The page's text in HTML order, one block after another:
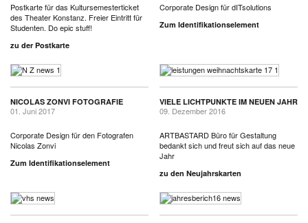
Postkarte für das Kultursemesterticket
des Theater Konstanz. Freier Eintritt für
Studenten. Do epic stuff!
zu der Postkarte
Corporate Design für dITsolutions
Zum Identifikationselement
NICOLAS ZONVI FOTOGRAFIE
01. Juni 2017
Corporate Design für den Fotografen
Nicolas Zonvi
Zum Identifikationselement
VIELE LICHTPUNKTE IM NEUEN JAHR
09. Dezember 2016
ARTBASTARD Büro für Gestaltung
bedankt sich und freut sich auf das neue
Jahr
zu den Neujahrskarten